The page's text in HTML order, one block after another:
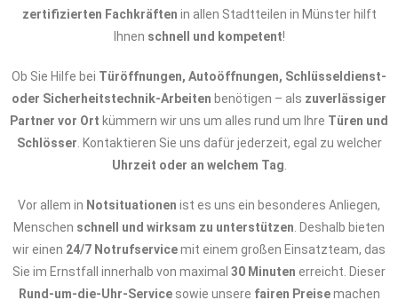
zertifizierten Fachkräften in allen Stadtteilen in Münster hilft
Ihnen schnell und kompetent!
Ob Sie Hilfe bei Türöffnungen, Autoöffnungen, Schlüsseldienst-
oder Sicherheitstechnik-Arbeiten benötigen – als zuverlässiger
Partner vor Ort kümmern wir uns um alles rund um Ihre Türen und
Schlösser . Kontaktieren Sie uns dafür jederzeit, egal zu welcher
Uhrzeit oder an welchem Tag
Vor allem in Notsituationen ist es uns ein besonderes Anliegen,
Menschen schnell und wirksam zu unterstützen . Deshalb bieten
wir einen 24/7 Notrufservicemit einem großen Einsatzteam, das
Sie im Ernstfall innerhalb von maximal 30 Minuten erreicht. Dieser
Rund-um-die-Uhr-Servicesowie unsere fairen Preisemachen